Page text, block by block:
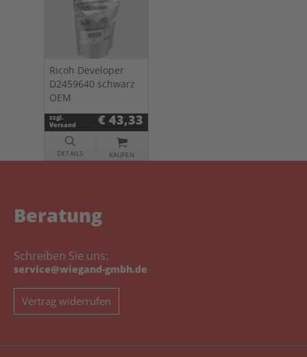
Ricoh Developer
D2459640 schwarz
OEM
zzgl.
Versand
€ 43,33
DETAILS KAUFEN
Beratung
Schreiben Sie uns:
service@wiegand-gmbh.de
Vertrag widerrufen